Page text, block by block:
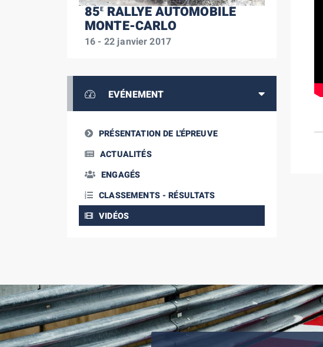
85ERALLYE AUTOMOBILE
MONTE-CARLO
16 - 22 janvier 2017
EVÉNEMENT
PRÉSENTATION DE L'ÉPREUVE
ACTUALITÉS
ENGAGÉS
CLASSEMENTS - RÉSULTATS
VIDÉOS